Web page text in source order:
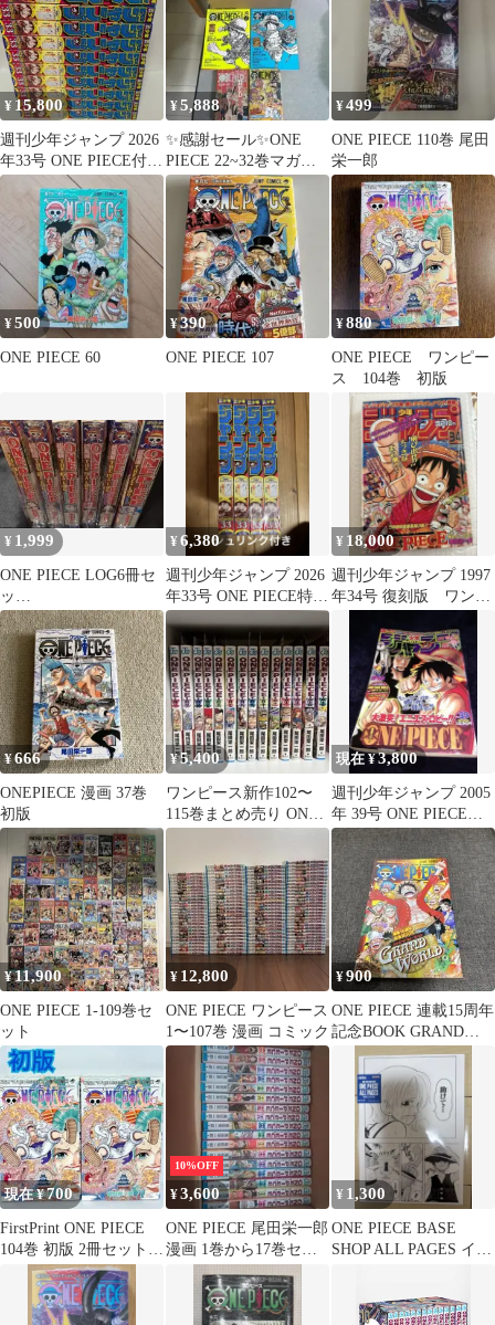
¥ 15,800
週刊少年ジャンプ 2026
年33号 ONE PIECE付録
カード付 11冊
¥5,888
✨感謝セール✨ONE
PIECE 22~32巻マガジ
ンvol2・3レッドイエロ
¥499
ONE PIECE 110巻 尾田
栄一郎
¥500
ONE PIECE 60
¥390
ONE PIECE 107
¥880
ONE PIECE ワンピー
ス 104巻 初版
¥ 1,999
ONE PIECE LOG6冊セ
ッ
ト
★送料の関係上バラ
不可★
¥6,380
週刊少年ジャンプ 2026
年33号 ONE PIECE特集
4冊セット
¥ 18,000
週刊少年ジャンプ 1997
年34号 復刻版 ワンピ
¥666
ONEPIECE 漫画 37巻
初版
¥5,400
ワンピース新作102〜
115巻まとめ売り ONE
PIECE 漫画 セット
現在 ¥3,800
週刊少年ジャンプ 2005
年 39号 ONE PIECE
巻頭カラー はがき付き
¥11,900
ONE PIECE 1-109巻セ
ット
¥ 12,800
ONE PIECE ワンピース
1〜107巻 漫画 コミック
¥900
ONE PIECE 連載15周年
記念BOOK GRAND
WORLD
現在 ¥700
FirstPrint ONE PIECE
104巻 初版 2冊セット
ワンピース
10%OFF
¥3,600
ONE PIECE 尾田栄一郎
漫画 1巻から17巻セッ
¥ 1,300
ONE PIECE BASE
SHOP ALL PAGES イー